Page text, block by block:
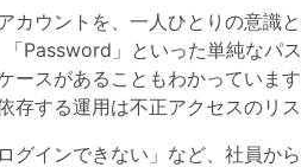
ウントを、一人ひとりの意識と
Password」といった単純なパ
ースがあることもわかっていま
する運用は不正アクセスのリス
グインできない」など、社員か